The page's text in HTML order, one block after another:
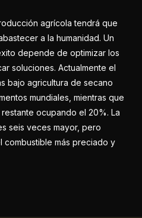
agrícola tendrá que
a la humanidad. Un
depende de optimizar los
soluciones. Actualmente el
bajo agricultura de secano
mundiales, mientras que
ocupando el 20%. La
seis veces mayor, pero
más preciado y